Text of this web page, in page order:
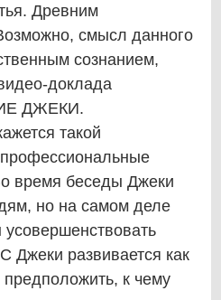
Древним
смысл данного
сознанием,
доклада
ДЖЕКИ.
такой
профессиональные
время беседы Джеки
но на самом деле
Джеки развивается как
к чему